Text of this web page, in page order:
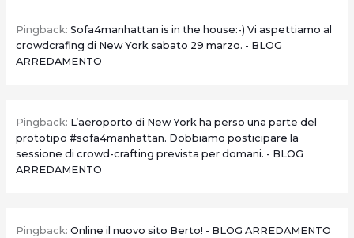
Pingback: Sofa4manhattan is in the house:-) Vi aspettiamo al
crowdcrafing di New York sabato 29 marzo. - BLOG
ARREDAMENTO
Pingback: L’aeroporto di New York ha perso una parte del
prototipo #sofa4manhattan. Dobbiamo posticipare la
sessione di crowd-crafting prevista per domani. - BLOG
ARREDAMENTO
Pingback: Online il nuovo sito Berto! - BLOG ARREDAMENTO